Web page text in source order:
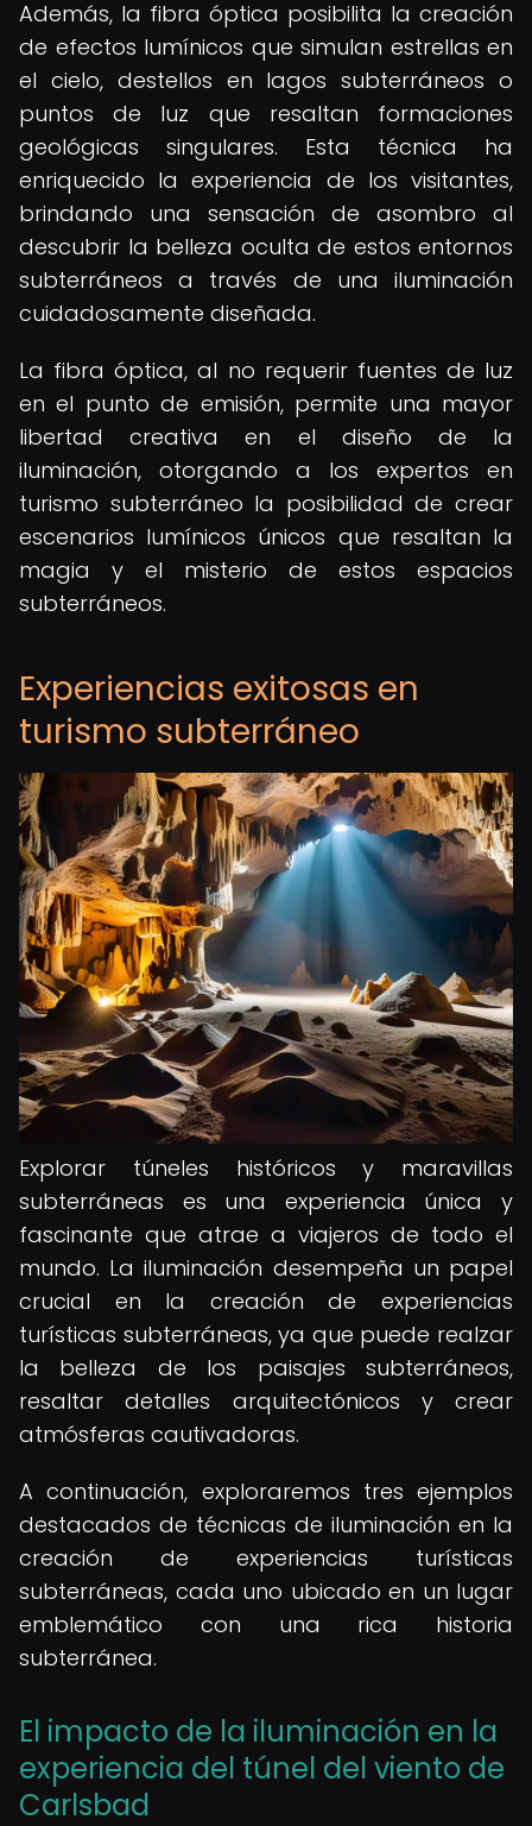
Además, la fibra óptica posibilita la creación
de efectos lumínicos que simulan estrellas en
el cielo, destellos en lagos subterráneos o
puntos de luz que resaltan formaciones
geológicas singulares. Esta técnica ha
enriquecido la experiencia de los visitantes,
brindando una sensación de asombro al
descubrir la belleza oculta de estos entornos
subterráneos a través de una iluminación
cuidadosamente diseñada.
La fibra óptica, al no requerir fuentes de luz
en el punto de emisión, permite una mayor
libertad creativa en el diseño de la
iluminación, otorgando a los expertos en
turismo subterráneo la posibilidad de crear
escenarios lumínicos únicos que resaltan la
magia y el misterio de estos espacios
subterráneos.
Experiencias exitosas en
turismo subterráneo
Explorar túneles históricos y maravillas
subterráneas es una experiencia única y
fascinante que atrae a viajeros de todo el
mundo. La iluminación desempeña un papel
crucial en la creación de experiencias
turísticas subterráneas, ya que puede realzar
la belleza de los paisajes subterráneos,
resaltar detalles arquitectónicos y crear
atmósferas cautivadoras.
A continuación, exploraremos tres ejemplos
destacados de técnicas de iluminación en la
creación de experiencias turísticas
subterráneas, cada uno ubicado en un lugar
emblemático con una rica historia
subterránea.
El impacto de la iluminación en la
experiencia del túnel del viento de
Carlsbad